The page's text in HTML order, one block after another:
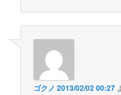
ゴクノ 2013/02/02 00:27